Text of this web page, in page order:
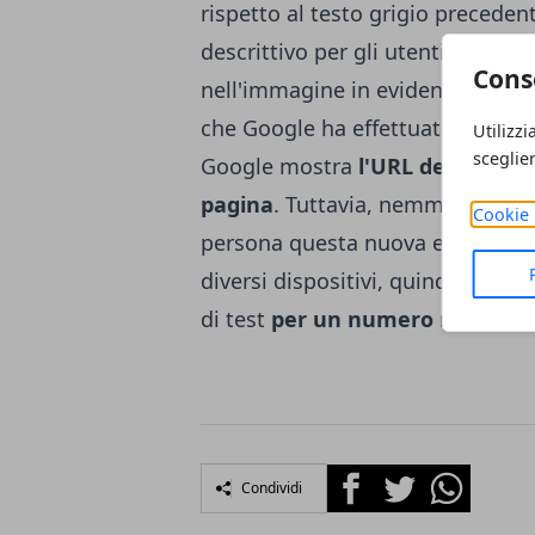
Cookie
rispetto al testo grigio
descrittivo per gli utenti finali
nell'immagine in evidenza
che Google ha effettuato:
Google mostra l'URL del
pagina. Tuttavia, nemmeno la
persona questa nuova etichetta
diversi dispositivi, quindi è
di test per un numero ristretto
Condividi FacebookTwitterWhatsapp